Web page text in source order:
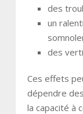
des
un
des
Ces effets
dépendre
la capacité à